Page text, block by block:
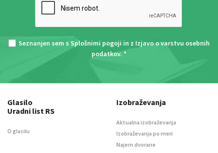
Seznanjen sem s Splošnimi pogoji in z Izjavo o varstvu osebnih
podatkov. *
Glasilo
Uradni list RS
O glasilu
Izobraževanja
Aktualna izobraževanja
Izobraževanja po meri
Najem dvorane